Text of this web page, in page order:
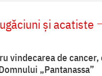
și acatiste
vindecarea de cancer,
„Pantanassa”